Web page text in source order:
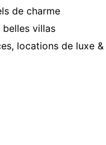
de charme
belles villas
locations de luxe &